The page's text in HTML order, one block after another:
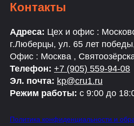
Контакты
Адреса: Цех и офис :
г.Люберцы, ул. 65 лет
Офис : Москва ,
Телефон: +7 (905) 559-94-08
Эл. почта: kp@cru1.ru
Режим работы: с 9:00 до
Политика конфиденциальности и